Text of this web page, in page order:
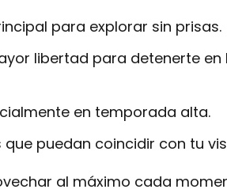
para explorar sin prisas.
libertad para detenerte en
en temporada alta.
puedan coincidir con tu
al máximo cada